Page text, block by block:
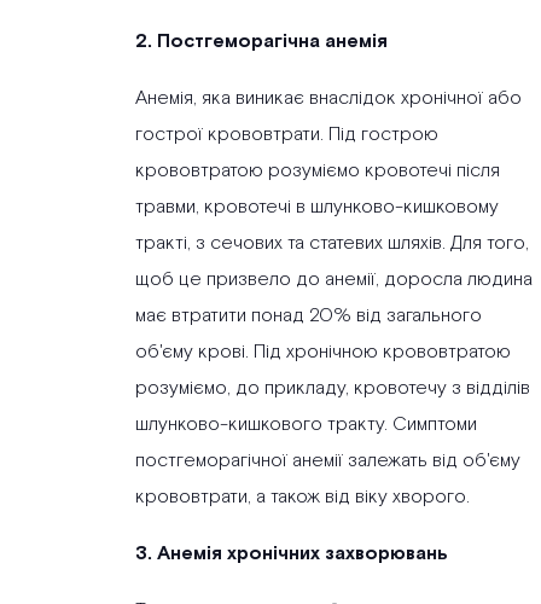
2. Постгеморагічна анемія
Анемія, яка виникає внаслідок хронічної або
гострої крововтрати. Під гострою
крововтратою розуміємо кровотечі після
травми, кровотечі в шлунково-кишковому
тракті, з сечових та статевих шляхів. Для того,
щоб це призвело до анемії, доросла людина
має втратити понад 20% від загального
об'єму крові. Під хронічною крововтратою
розуміємо, до прикладу, кровотечу з відділів
шлунково-кишкового тракту. Симптоми
постгеморагічної анемії залежать від об'єму
крововтрати, а також від віку хворого.
3. Анемія хронічних захворювань